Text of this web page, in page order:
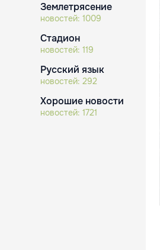
Землетрясение
новостей: 1009
Стадион
новостей: 119
Русский язык
новостей: 292
Хорошие новости
новостей: 1721